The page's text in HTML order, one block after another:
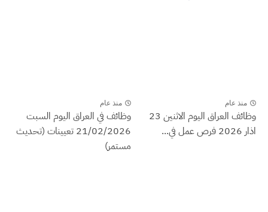
منذ عام
وظائف العراق اليوم الاثنين 23
اذار 2026 فرص عمل في...
منذ عام
وظائف في العراق اليوم السبت
21/02/2026 تعيينات (تحديث
مستمر)